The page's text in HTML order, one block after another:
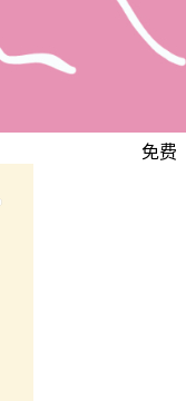
免费